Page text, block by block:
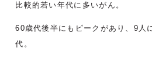
比較的若い年代に多いがん。
60歳代後半にもピークがあり、9人
代。